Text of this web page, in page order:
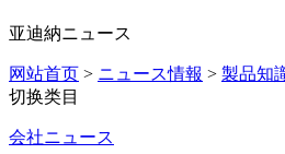
亚迪納ニュース
网站首页 > ニュース情報 > 製品知
切换类目
会社ニュース